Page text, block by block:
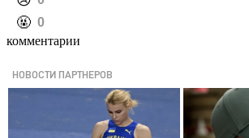
️🤬 0
комментарии